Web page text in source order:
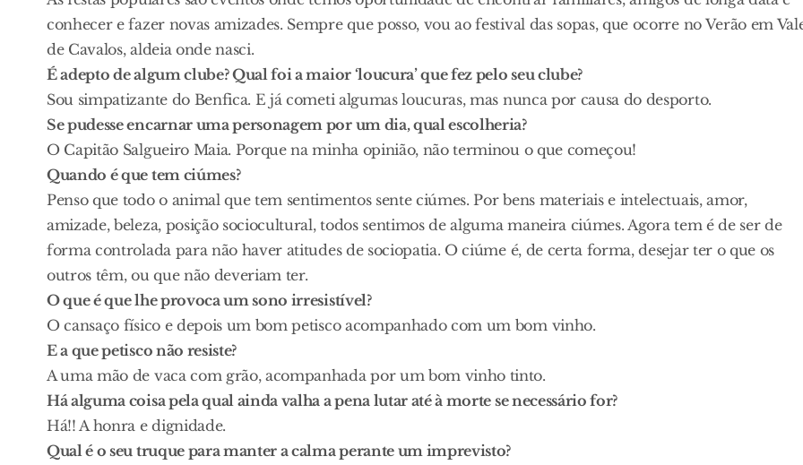
conhecer e fazer novas amizades. Sempre que posso, vou ao festival das sopas, que ocorre no Verão em
de Cavalos, aldeia onde nasci.
É adepto de algum clube? Qual foi a maior ‘loucura’ que fez pelo seu clube?
Sou simpatizante do Benfica. E já cometi algumas loucuras, mas nunca por causa do desporto.
Se pudesse encarnar uma personagem por um dia, qual escolheria?
O Capitão Salgueiro Maia. Porque na minha opinião, não terminou o que começou!
Quando é que tem ciúmes?
Penso que todo o animal que tem sentimentos sente ciúmes. Por bens materiais e intelectuais, amor,
amizade, beleza, posição sociocultural, todos sentimos de alguma maneira ciúmes. Agora tem é de ser de
forma controlada para não haver atitudes de sociopatia. O ciúme é, de certa forma, desejar ter o que os
outros têm, ou que não deveriam ter.
O que é que lhe provoca um sono irresistível?
O cansaço físico e depois um bom petisco acompanhado com um bom vinho.
E a que petisco não resiste?
A uma mão de vaca com grão, acompanhada por um bom vinho tinto.
Há alguma coisa pela qual ainda valha a pena lutar até à morte se necessário for?
Há!! A honra e dignidade.
Qual é o seu truque para manter a calma perante um imprevisto?